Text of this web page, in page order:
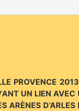
PROVENCE
UN LIEN AVEC
ARÈNES